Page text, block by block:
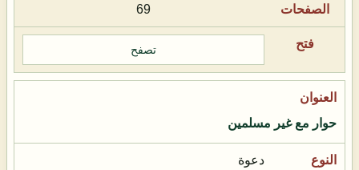
69
تصفح
حوار مع غير مسلمين
دعوة